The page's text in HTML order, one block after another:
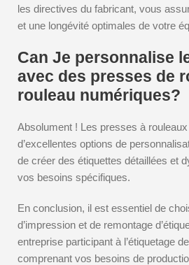
les directives du fabricant, vous
et une longévité optimales de votre
Can Je personnalise
avec des presses de
rouleau numériques?
Absolument ! Les presses à
d’excellentes options de
de créer des étiquettes détaillées et
vos besoins spécifiques.
En conclusion, il est essentiel de
d’impression et de remontage
entreprise participant à l’étiquetage
comprenant vos besoins de